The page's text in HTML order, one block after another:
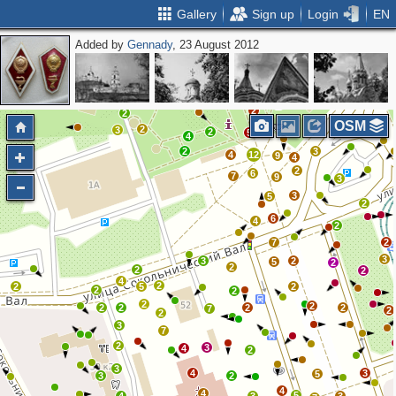
Gallery Sign up Login EN
Added byGennady, 23 August 2012
3
5
2 2
2
2
5
7
2
2
2
7
2
2
4
3
7
4
3
4 4
3
2
2
3
2
2
2
2
5
4
2
2
2
3
3
2
2 3
2
3
2
2
2
2
3
4
2
7
4
5
12
6
9
9
4
2
5
4 6
3
2
2
2
3
2
3
2
2
OSM